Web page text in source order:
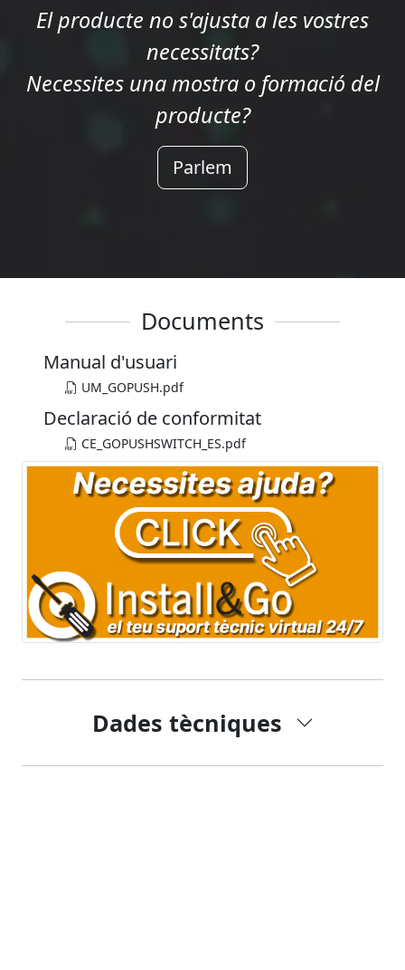
El producte no s'ajusta a les vostres
necessitats?
Necessites una mostra o formació del
producte?
Parlem
Documents
Manual d'usuari
UM_GOPUSH.pdf
Declaració de conformitat
CE_GOPUSHSWITCH_ES.pdf
Dades tècniques